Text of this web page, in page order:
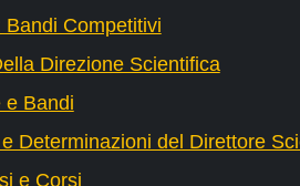
Bandi Competitivi
Direzione Scientifica
e Bandi
Determinazioni del Direttore
e Corsi